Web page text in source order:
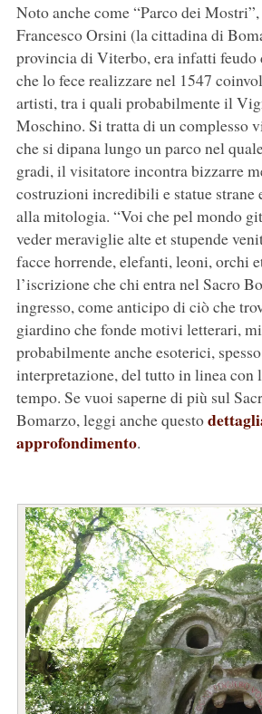
Noto anche come “Parco dei
Francesco Orsini (la cittadina di
provincia di Viterbo, era infatti feudo
che lo fece realizzare nel 1547
artisti, tra i quali probabilmente il
Moschino. Si tratta di un complesso
che si dipana lungo un parco nel
gradi, il visitatore incontra bizzarre
costruzioni incredibili e statue strane
alla mitologia. “Voi che pel mondo
veder meraviglie alte et stupende
facce horrende, elefanti, leoni, orchi
l’iscrizione che chi entra nel Sacro
ingresso, come anticipo di ciò che
giardino che fonde motivi letterari,
probabilmente anche esoterici,
interpretazione, del tutto in linea con
tempo. Se vuoi saperne di più sul
Bomarzo, leggi anche questo
approfondimento.